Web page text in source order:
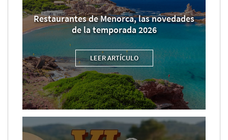
Restaurantes de Menorca, las novedades
de la temporada 2026
LEER ARTÍCULO